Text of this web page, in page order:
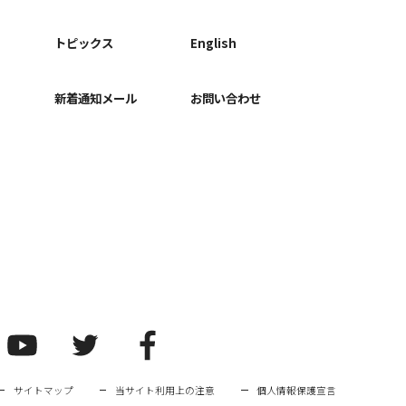
トピックス
新着通知メール
English
お問い合わせ
サイトマップ 当サイト利用上の注意 個人情報保護宣言